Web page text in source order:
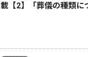
載【2】「葬儀の種類に